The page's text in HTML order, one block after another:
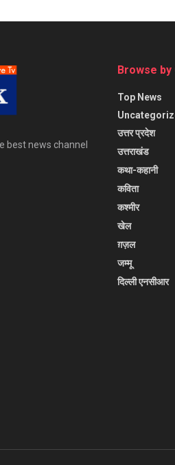
best news channel
Browse
Top News
उत्तर प्रदेश
उत्तराखंड
कथा-कहानी
कविता
कश्मीर
खेल
ग़ज़ल
जम्मू
दिल्ली एनसीआर